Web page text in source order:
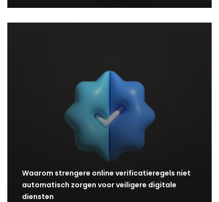
Waarom strengere online verificatieregels niet
automatisch zorgen voor veiligere digitale
diensten